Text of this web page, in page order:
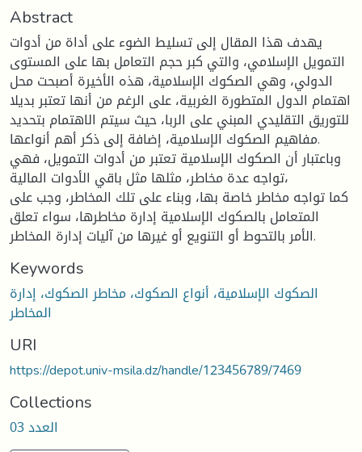
Abstract
يهدف هذا المقال إلى تسليط الضوء على أداة من أدوات
التمويل الإسلامي، والتي كبر حجم التعامل بها على المستوى
الدولي، وهي الصكوك الإسلامية، هذه الأخيرة أصبحت محل
اهتمام الدول المتطورة الغربية، على الرغم من أنها تعتبر بديلا
للتوريق التقليدي المبني على الربا، حيث سيتم الاهتمام بتحديد
مفاهيم الصكوك الإسلامية، إضافة إلى ذكر أهم أنواعها.
وباعتبار أن الصكوك الإسلامية تعتبر من أدوات التمويل، فهي
تواجه عدة مخاطر، مثلها مثل باقي الأدوات المالية،
كما تواجه مخاطر خاصة بها، وبناء على تلك المخاطر، وجب على
المتعامل بالصكوك الإسلامية إدارة مخاطرها، سواء تعلق
الأمر بالتحوط أو التنويع أو غيرها من آليات إدارة المخاطر.
Keywords
الصكوك الإسلامية، أنواع الصكوك، مخاطر الصكوك، إدارة
المخاطر
URI
https://depot.univ-msila.dz/handle/123456789/7469
Collections
العدد 03